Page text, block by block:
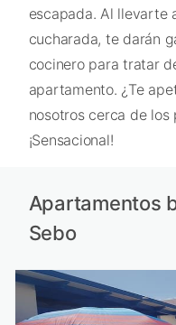
escapada. Al llevarte
cucharada, te darán
cocinero para tratar
apartamento. ¿Te
nosotros cerca de
¡Sensacional!
Apartamentos
Sebo